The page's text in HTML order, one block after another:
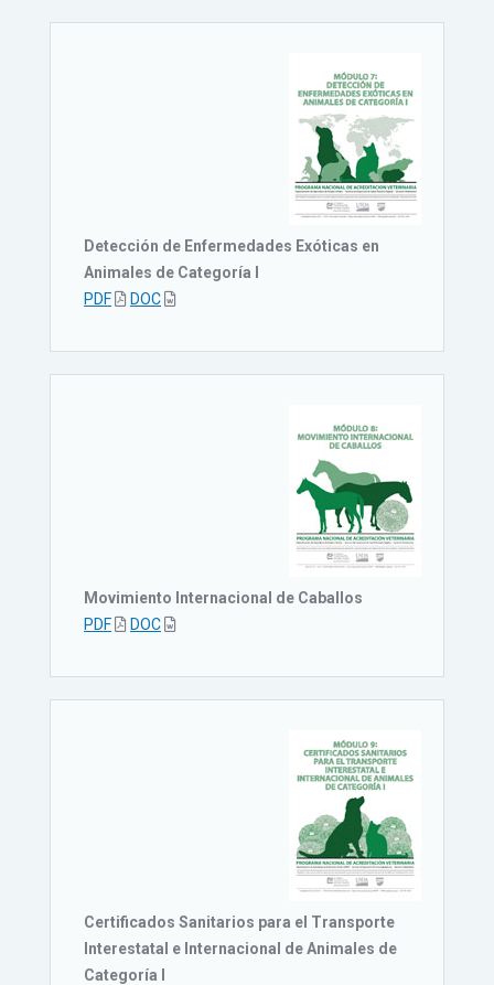
Detección de Enfermedades Exóticas en
Animales de Categoría I
PDF
DOC
Movimiento Internacional de Caballos
PDF
DOC
Certificados Sanitarios para el Transporte
Interestatal e Internacional de Animales de
Categoría I